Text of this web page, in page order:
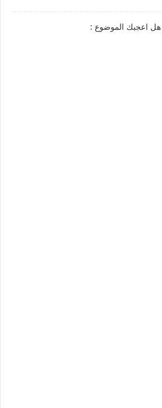
هل اعجبك الموضوع :